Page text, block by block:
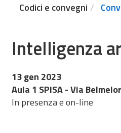
Codici e convegni
Intelligenza
13 gen 2023
Aula 1 SPISA - Via
In presenza e on-line